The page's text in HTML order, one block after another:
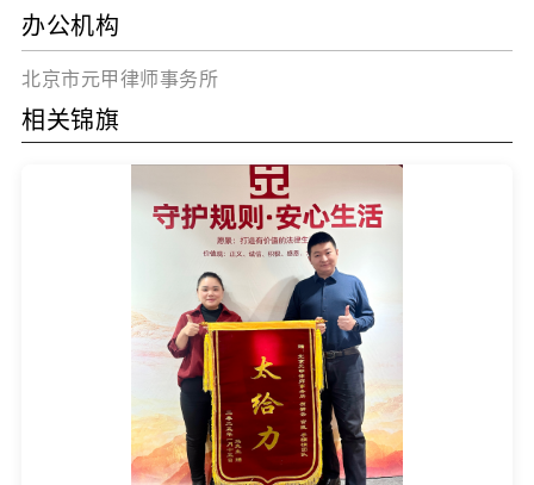
办公机构
北京市元甲律师事务所
相关锦旗